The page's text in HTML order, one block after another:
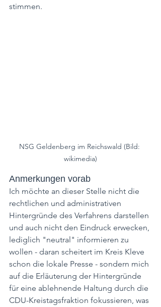
stimmen.
NSG Geldenberg im Reichswald (Bild:
wikimedia)
Anmerkungen vorab
Ich möchte an dieser Stelle nicht die
rechtlichen und administrativen
Hintergründe des Verfahrens darstellen
und auch nicht den Eindruck erwecken,
lediglich "neutral" informieren zu
wollen - daran scheitert im Kreis Kleve
schon die lokale Presse - sondern mich
auf die Erläuterung der Hintergründe
für eine ablehnende Haltung durch die
CDU-Kreistagsfraktion fokussieren, was